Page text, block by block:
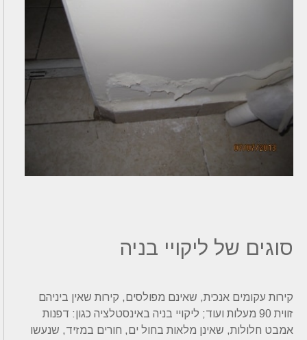
סוגים של ליקויי בניה
קירות עקומים אנכית, שאינם מפולסים, קירות שאין ביניהם
זווית 90 מעלות ועוד; ליקויי בניה באינסטלציה כגון: דפנות
אמבט חלולות, שאינן מלאות בחול ים, חורים במזיד, שנעשו